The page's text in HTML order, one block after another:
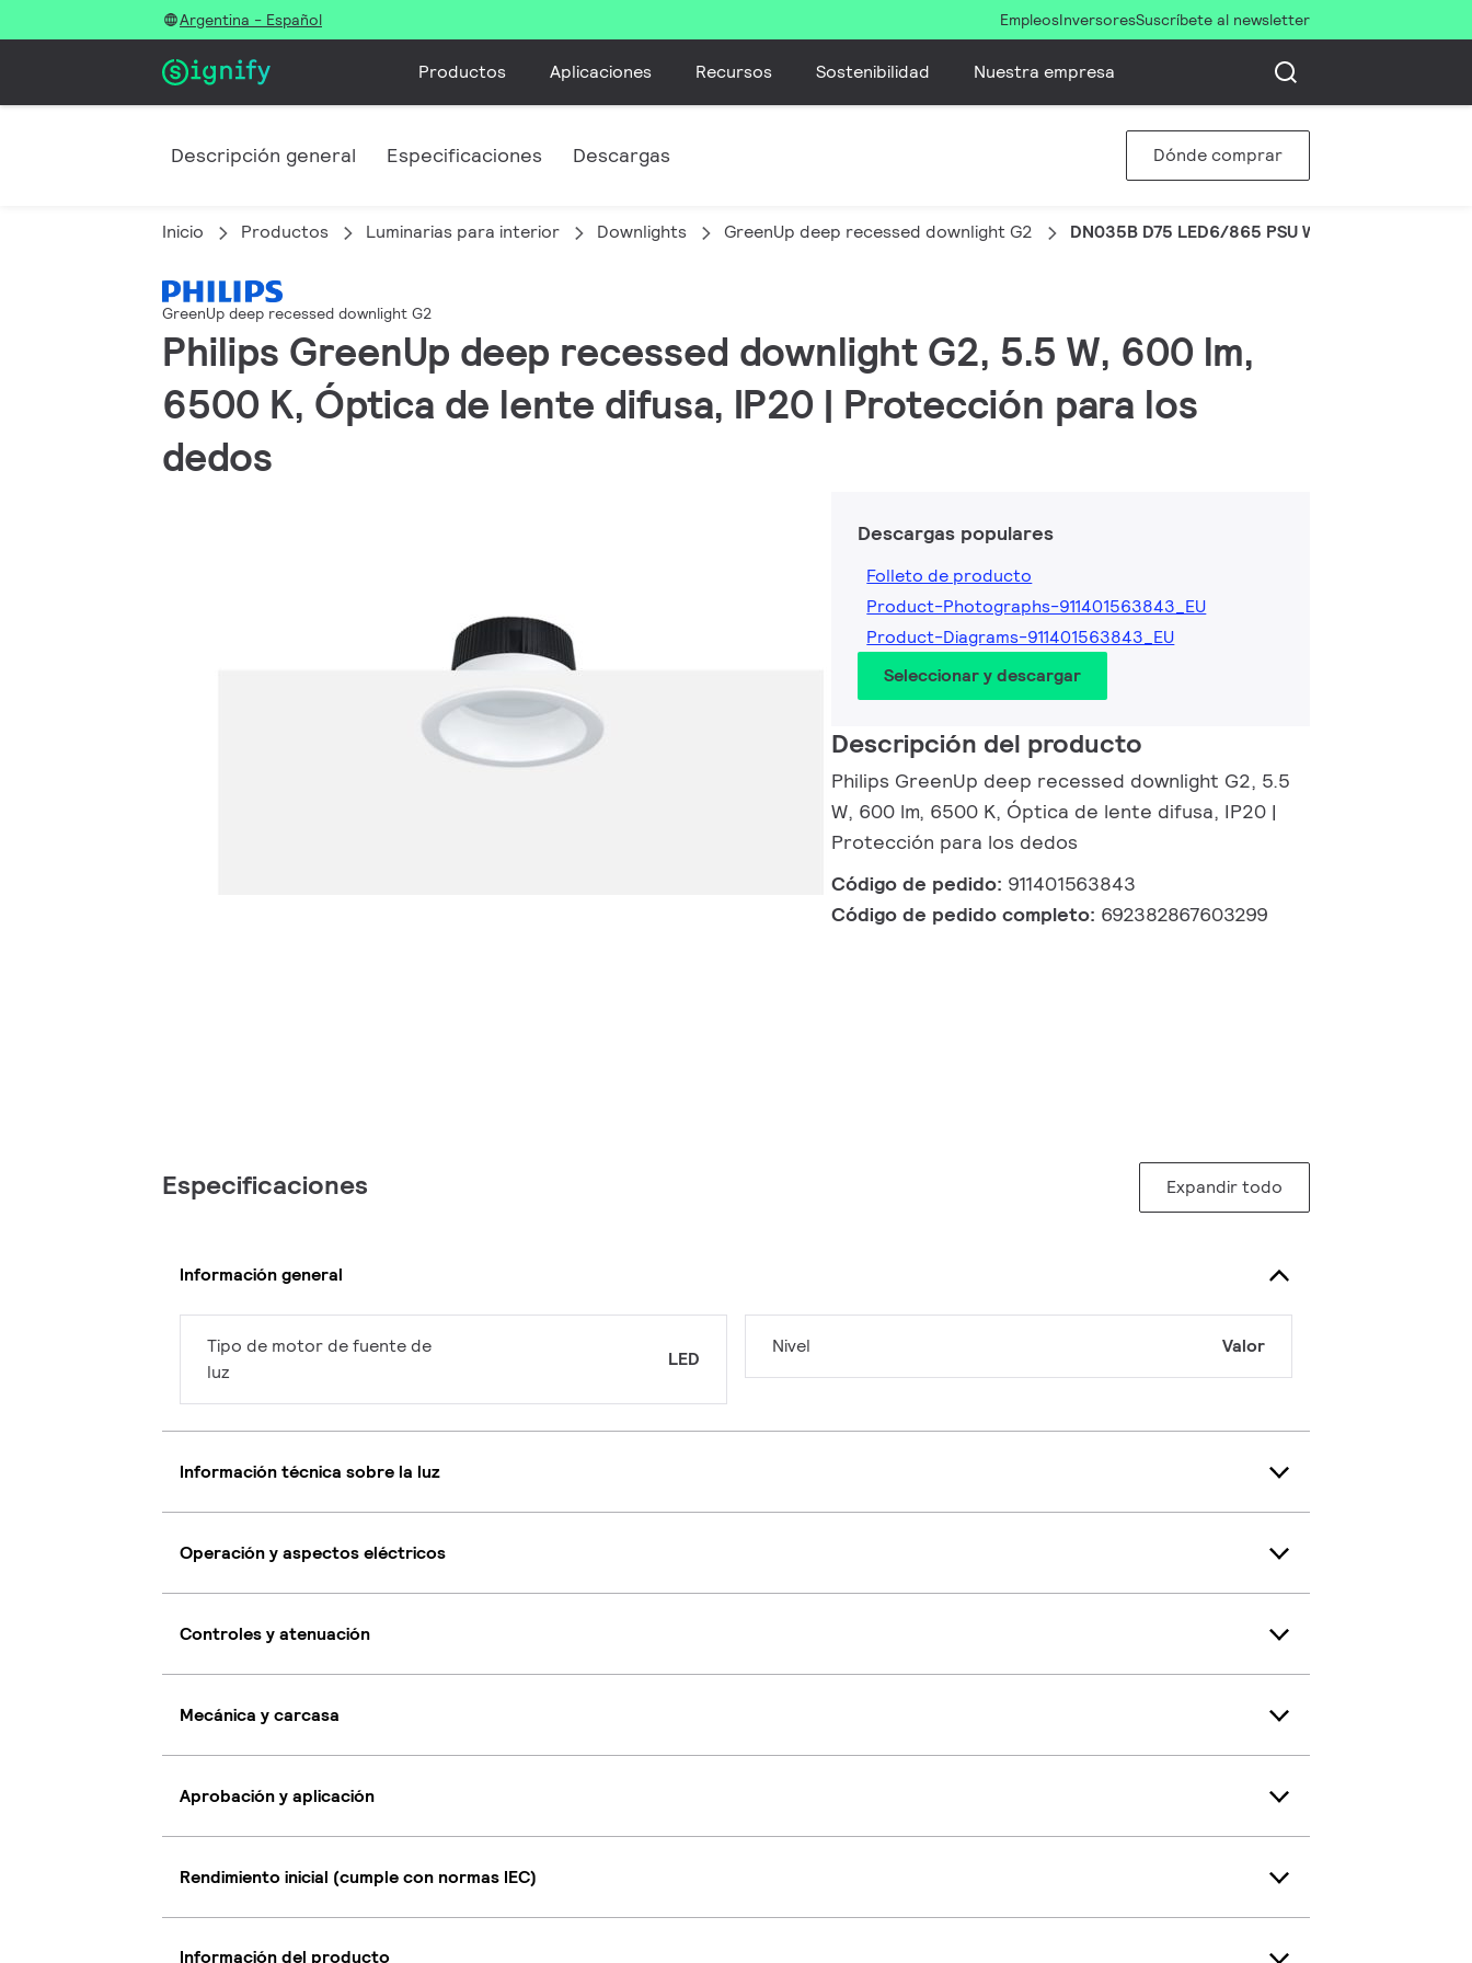
Argentina - Español EmpleosInversoresSuscríbete al newsletter
Productos Aplicaciones Recursos Sostenibilidad Nuestra empresa
Descripción general Especificaciones Descargas Dónde comprar
Inicio Productos Luminarias para interior Downlights GreenUp deep recessed downlight G2 DN035B D75 LED6/865 PSU WH G2
GreenUp deep recessed downlight G2
Philips GreenUp deep recessed downlight G2, 5.5 W, 600 lm,
6500 K, Óptica de lente difusa, IP20 | Protección para los
dedos
Descargas populares
Folleto de producto
Product-Photographs-911401563843_EU
Product-Diagrams-911401563843_EU
Seleccionar y descargar
Descripción del producto
Philips GreenUp deep recessed downlight G2, 5.5
W, 600 lm, 6500 K, Óptica de lente difusa, IP20 |
Protección para los dedos
Código de pedido: 911401563843
Código de pedido completo: 692382867603299
Especificaciones Expandir todo
Información general
Tipo de motor de fuente de
luz
LED
Nivel Valor
Información técnica sobre la luz
Operación y aspectos eléctricos
Controles y atenuación
Mecánica y carcasa
Aprobación y aplicación
Rendimiento inicial (cumple con normas IEC)
Información del producto